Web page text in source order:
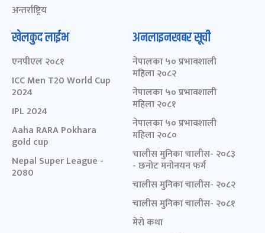
अन्तर्राष्ट्रिय
खेलकुद लाईभ
एनपीएल २०८१
ICC Men T20 World Cup
2024
IPL 2024
Aaha RARA Pokhara
gold cup
Nepal Super League -
2080
अनलाइनखबर सूची
नेपालका ५० प्रभावशाली
महिला २०८२
नेपालका ५० प्रभावशाली
महिला २०८१
नेपालका ५० प्रभावशाली
महिला २०८०
चालीस मुनिका चालीस- २०८३
- छनोट मनोनयन फर्म
चालीस मुनिका चालीस- २०८२
चालीस मुनिका चालीस- २०८१
मेरो कथा